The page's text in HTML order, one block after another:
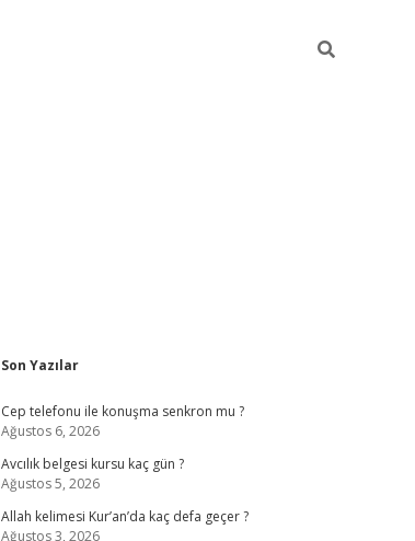
Sidebar
Son Yazılar
Cep telefonu ile konuşma senkron mu ?
Ağustos 6, 2026
Avcılık belgesi kursu kaç gün ?
Ağustos 5, 2026
Allah kelimesi Kur’an’da kaç defa geçer ?
Ağustos 3, 2026
betexper güncel giriş